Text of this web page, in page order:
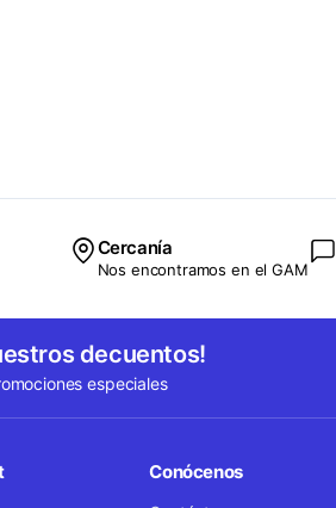
Cercanía
Nos encontramos en el GAM
decuentos!
especiales
Conócenos